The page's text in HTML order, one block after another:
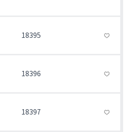
18395
18396
18397